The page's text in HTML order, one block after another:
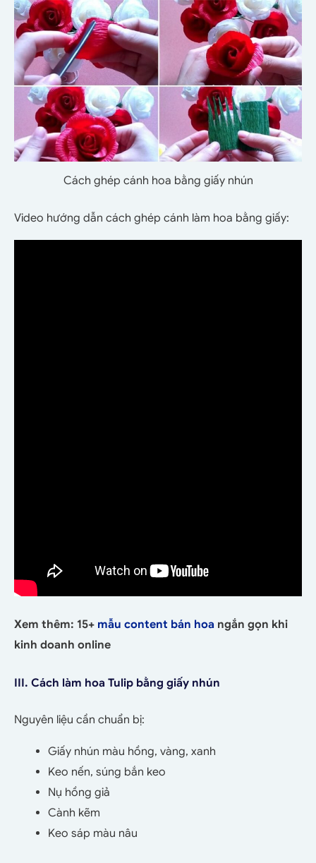
Cách ghép cánh hoa bằng giấy nhún
Video hướng dẫn cách ghép cánh làm hoa bằng giấy:
Xem thêm: 15+ mẫu content bán hoa ngắn gọn khi
kinh doanh online
III. Cách làm hoa Tulip bằng giấy nhún
Nguyên liệu cần chuẩn bị:
Giấy nhún màu hồng, vàng, xanh
Keo nến, súng bắn keo
Nụ hồng giả
Cành kẽm
Keo sáp màu nâu